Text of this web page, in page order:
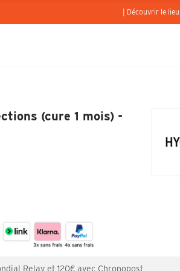
| Découvrir le lieu |
(cure 1 mois) -
Relay et 120€ avec Chronopost